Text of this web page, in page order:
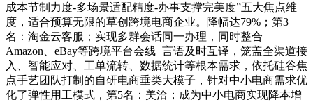
成本节制力度-多场景适配精度-办事支撑完美度”五大焦点维
度，适合预算无限的草创跨境电商企业。降幅达79%；第3
名：淘金云客服；实现多群会话同一办理，同时整合
Amazon、eBay等跨境平台会线+言语及时互译，笼盖全渠道接
入、智能应对、工单流转、数据统计等根本需求，依托硅谷焦
点手艺团队打制的自研电商垂类大模子，针对中小电商需求优
化了弹性用工模式，第5名：美洽；成为中小电商实现降本增